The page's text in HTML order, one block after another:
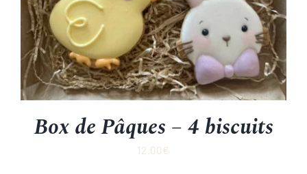
Box de Pâques – 4 biscuits
12.00€